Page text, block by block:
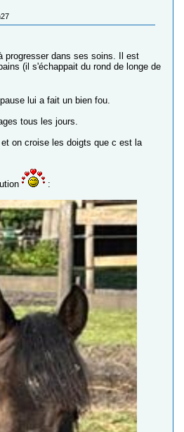
progresser dans ses soins. Il est
(il s'échappait du rond de longe de
lui a fait un bien fou.
tous les jours.
on croise les doigts que c est la
: